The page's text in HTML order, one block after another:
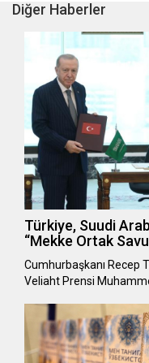
Diğer Haberler
Türkiye, Suudi
“Mekke Ortak
Cumhurbaşkanı Recep
Veliaht Prensi